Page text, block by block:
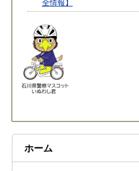
全情報】
ホーム